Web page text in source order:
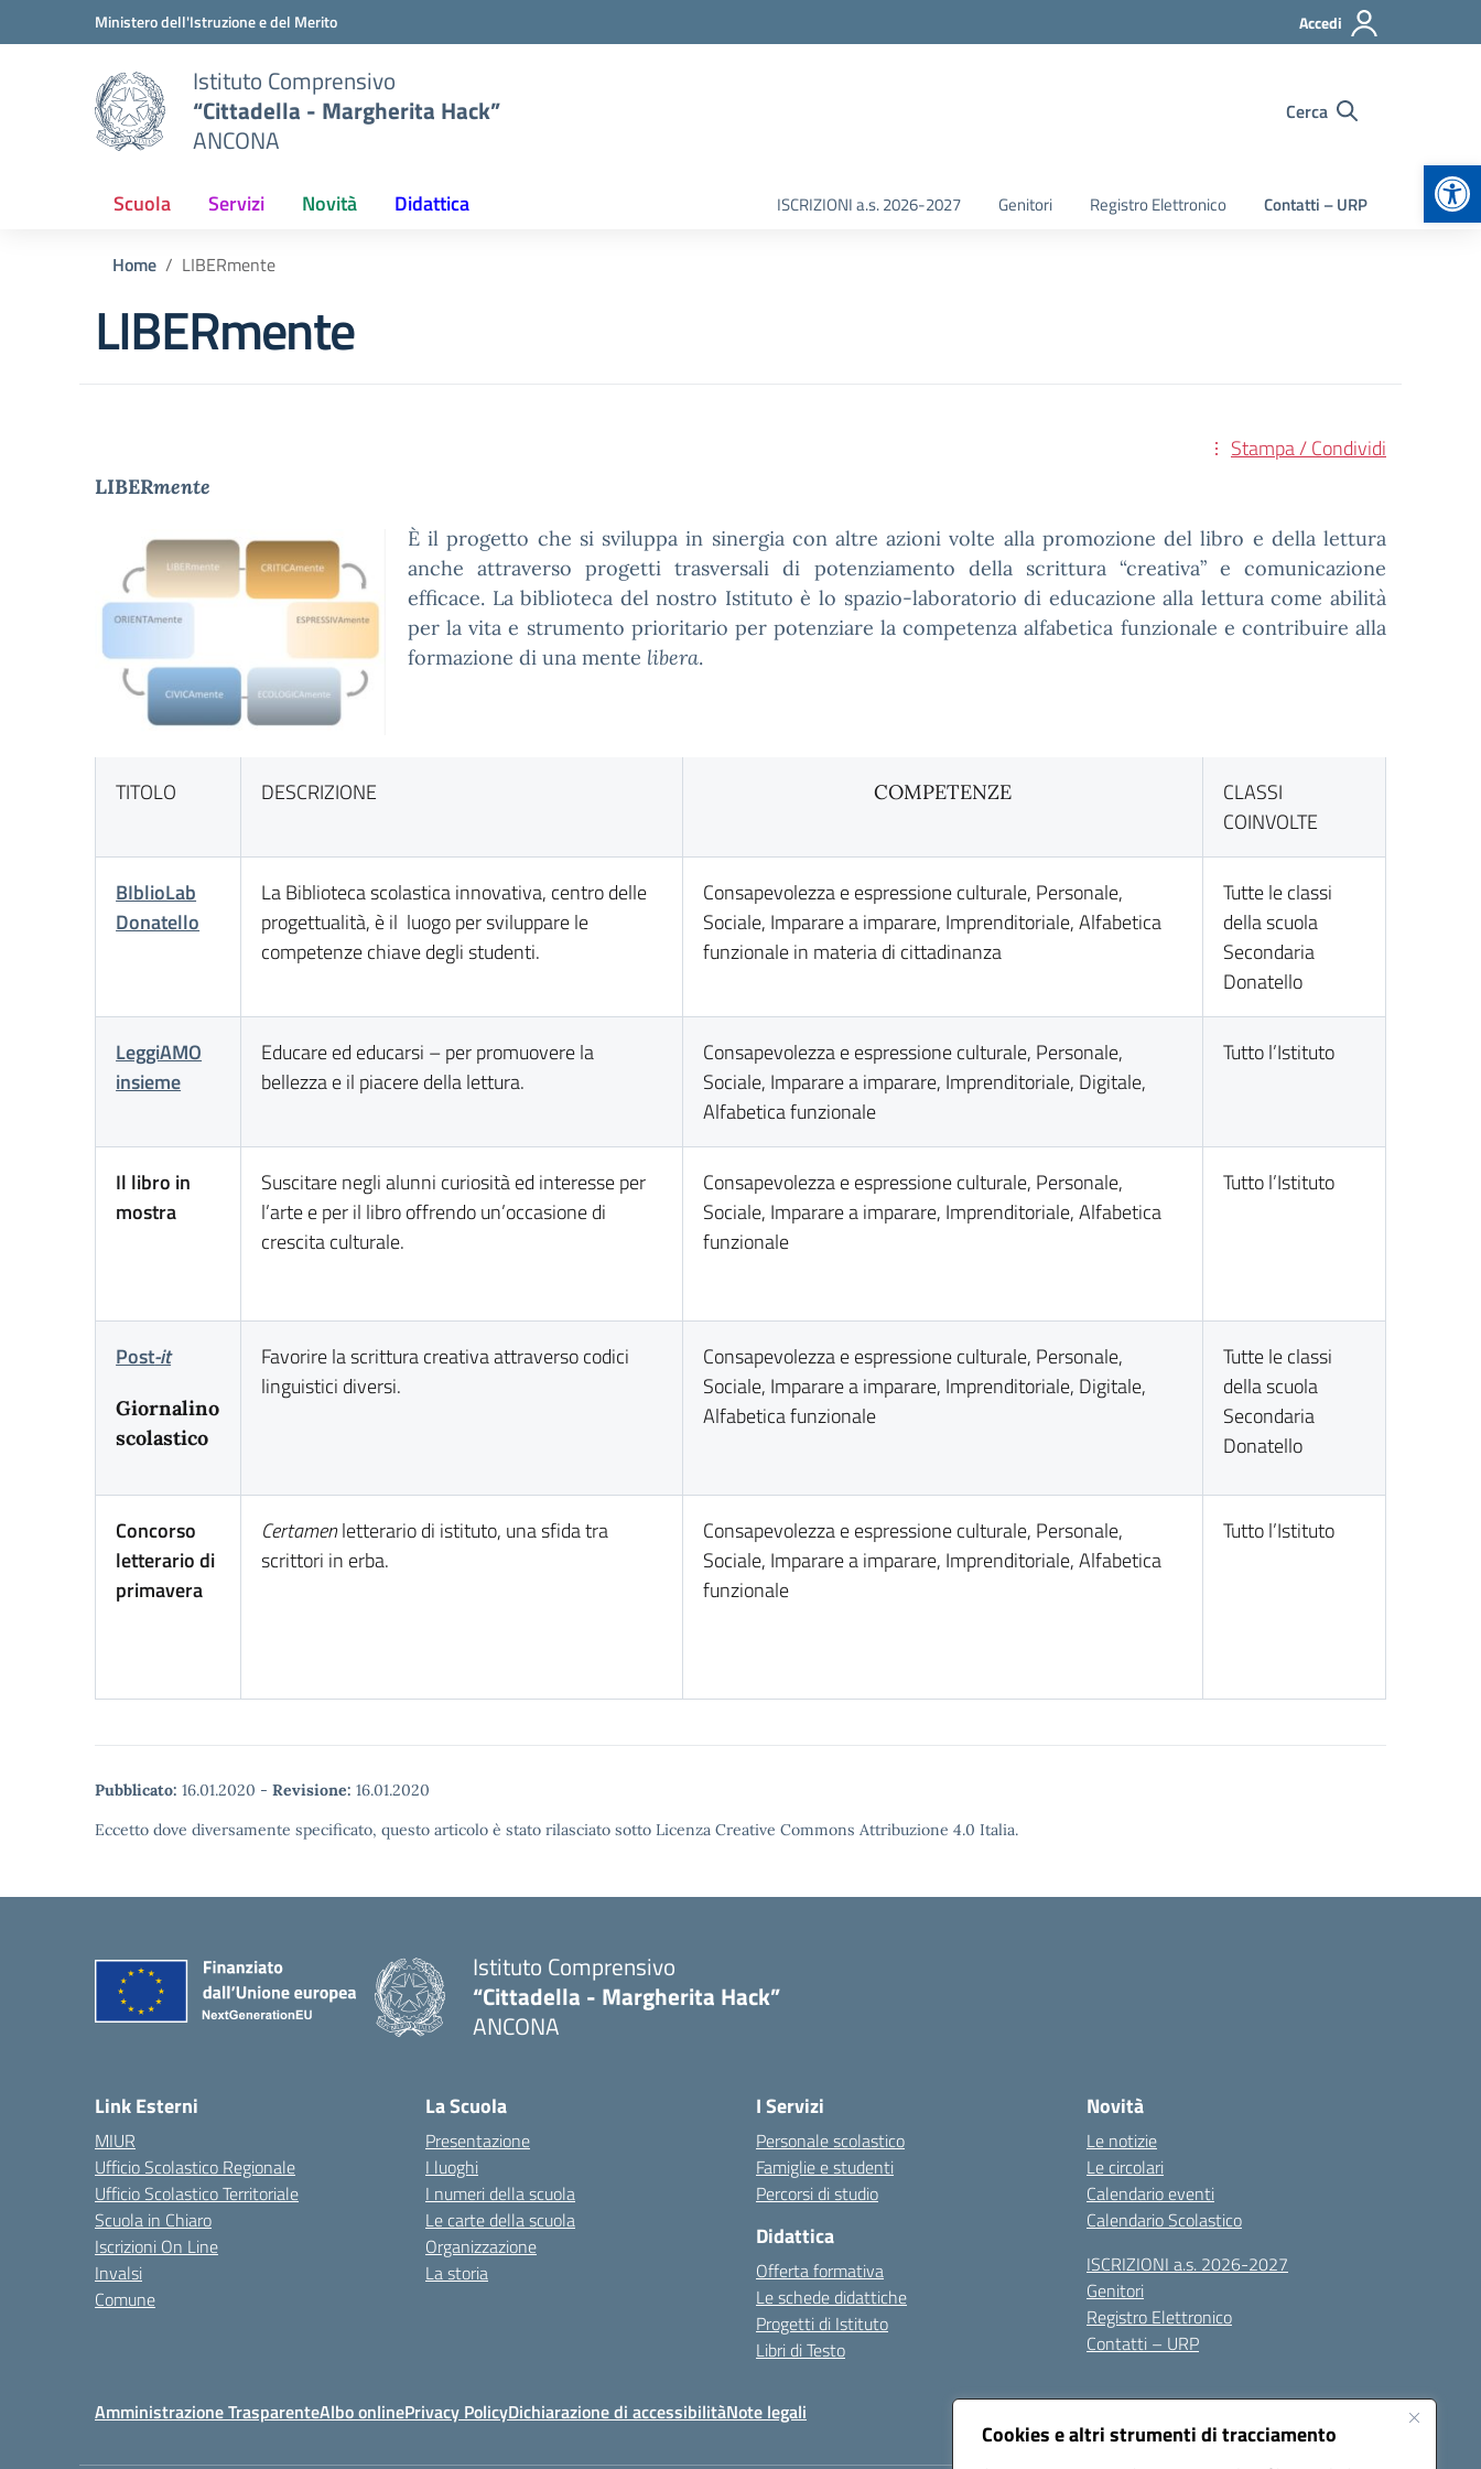
Cookies e altri strumenti di tracciamento
Vai ai contenuti
Vai al menu di navigazioneMinistero dell'Istruzione e del Merito Accedi
Istituto Comprensivo
“Cittadella - Margherita Hack”
ANCONA
Cerca
Scuola Servizi Novità Didattica ISCRIZIONI a.s. 2026-2027 Genitori Registro Elettronico Contatti – URP
Home LIBERmente
LIBERmente
Stampa / Condividi
LIBERmente
È il progetto che si sviluppa in sinergia con altre azioni volte alla promozione del libro e della lettura
anche attraverso progetti trasversali di potenziamento della scrittura “creativa” e comunicazione
efficace. La biblioteca del nostro Istituto è lo spazio-laboratorio di educazione alla lettura come abilità
per la vita e strumento prioritario per potenziare la competenza alfabetica funzionale e contribuire alla
formazione di una mente libera.
TITOLO DESCRIZIONE COMPETENZE
CLASSI
COINVOLTE
BIblioLab
Donatello
La Biblioteca scolastica innovativa, centro delle
progettualità, è il luogo per sviluppare le
competenze chiave degli studenti.
Consapevolezza e espressione culturale, Personale,
Sociale, Imparare a imparare, Imprenditoriale, Alfabetica
funzionale in materia di cittadinanza
Tutte le classi
della scuola
Secondaria
Donatello
LeggiAMO
insieme
Educare ed educarsi – per promuovere la
bellezza e il piacere della lettura.
Consapevolezza e espressione culturale, Personale,
Sociale, Imparare a imparare, Imprenditoriale, Digitale,
Alfabetica funzionale
Tutto l’Istituto
Il libro in
mostra
Suscitare negli alunni curiosità ed interesse per
l’arte e per il libro offrendo un’occasione di
crescita culturale.
Consapevolezza e espressione culturale, Personale,
Sociale, Imparare a imparare, Imprenditoriale, Alfabetica
funzionale
Tutto l’Istituto
Post-it
Giornalino
scolastico
Favorire la scrittura creativa attraverso codici
linguistici diversi.
Consapevolezza e espressione culturale, Personale,
Sociale, Imparare a imparare, Imprenditoriale, Digitale,
Alfabetica funzionale
Tutte le classi
della scuola
Secondaria
Donatello
Concorso
letterario di
primavera
Certamenletterario di istituto, una sfida tra
scrittori in erba.
Consapevolezza e espressione culturale, Personale,
Sociale, Imparare a imparare, Imprenditoriale, Alfabetica
funzionale
Tutto l’Istituto
Pubblicato: 16.01.2020 - Revisione: 16.01.2020
Eccetto dove diversamente specificato, questo articolo è stato rilasciato sotto Licenza Creative Commons Attribuzione 4.0 Italia.
Istituto Comprensivo
“Cittadella - Margherita Hack”
ANCONA
Link Esterni
MIUR
Ufficio Scolastico Regionale
Ufficio Scolastico Territoriale
Scuola in Chiaro
Iscrizioni On Line
Invalsi
Comune
La Scuola
Presentazione
I luoghi
I numeri della scuola
Le carte della scuola
Organizzazione
La storia
I Servizi
Personale scolastico
Famiglie e studenti
Percorsi di studio
Didattica
Offerta formativa
Le schede didattiche
Progetti di Istituto
Libri di Testo
Novità
Le notizie
Le circolari
Calendario eventi
Calendario Scolastico
ISCRIZIONI a.s. 2026-2027
Genitori
Registro Elettronico
Contatti – URP
Amministrazione TrasparenteAlbo onlinePrivacy PolicyDichiarazione di accessibilitàNote legali